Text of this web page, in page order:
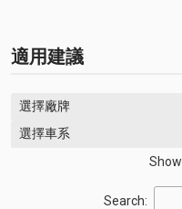
適用建議
選擇廠牌
選擇車系
Show
Search: